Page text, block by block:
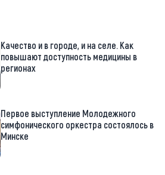
Качество и в городе, и на селе. Как
повышают доступность медицины в
регионах
Первое выступление Молодежного
симфонического оркестра состоялось в
Минске